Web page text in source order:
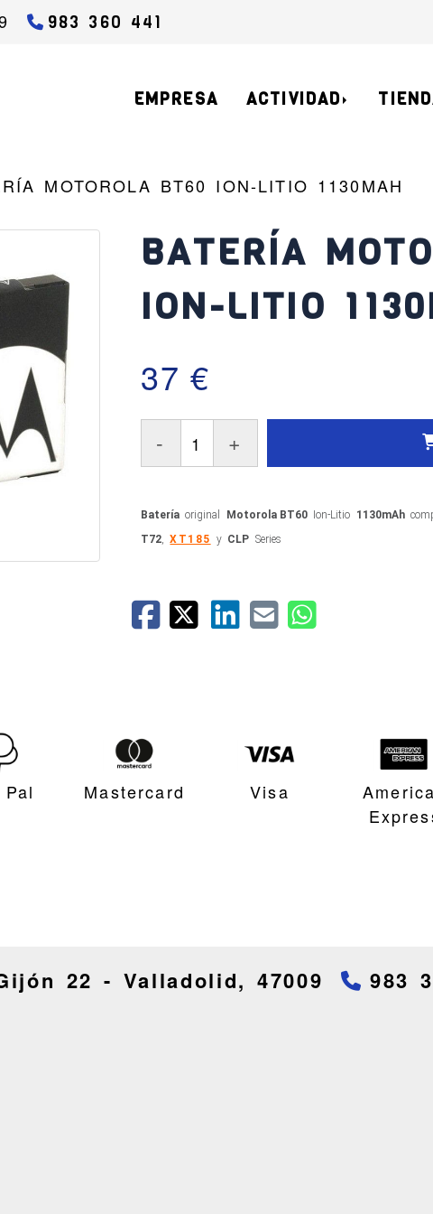
983 360 441
EMPRESA ACTIVIDAD
MOTOROLA BT60 ION-LITIO 1130MAH
BATERÍA
ION-LITIO
37 €
- +
Batería original Motorola BT60 Ion-Litio 1130mAh
T72, XT185 y CLP Series
Mastercard Visa
22 - Valladolid,47009 983